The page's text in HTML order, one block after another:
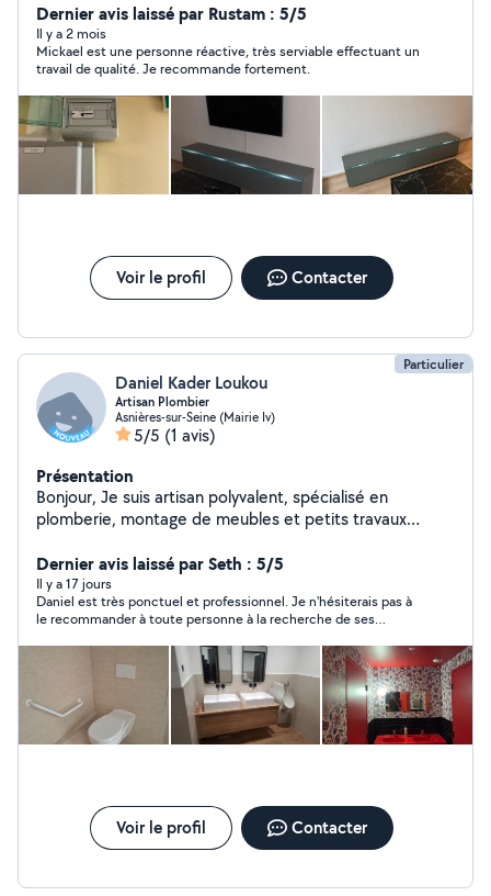
interrupteurs, luminaires Fibre optique & caméras
Contrôle d'accès TV murale Petite plomberie Petits
travaux & dépannage Travail propre, soigné et sécurisé
Tout outillage professionnel fourni Intervention rapide
Travail garanti Sérieux Réactif Efficace.
Dernier avis laissé par Rustam : 5/5
Il y a 2 mois
Mickael est une personne réactive, très serviable effectuant un
travail de qualité. Je recommande fortement.
Voir le profil Contacter
Particulier
Daniel Kader Loukou
Artisan Plombier
Asnières-sur-Seine (Mairie Iv)
5/5 (1 avis)
Présentation
Bonjour, Je suis artisan polyvalent, spécialisé en
plomberie, montage de meubles et petits travaux
adaptées à vos besoins, notamment : Installation et
réparation de plomberie (robinets, éviers, WC, lavabos,
fuites, etc.). Montage de meubles de toutes marques
(IKEA, Leroy Merlin, Conforama, etc.). Petits travaux
d'électricité (pose de luminaires, prises, interrupteurs,
remplacement d'équipements électriques, dans le
respect des normes applicables). Je travaille avec
sérieux, ponctualité et professionnalisme. Mon objectif
est de fournir un travail de qualité tout en assurant la
un devis. Je serai ravi de vous accompagner dans vos
travaux.
Dernier avis laissé par Seth : 5/5
Il y a 17 jours
Daniel est très ponctuel et professionnel. Je n'hésiterais pas à
le recommander à toute personne à la recherche de ses
Voir le profil Contacter